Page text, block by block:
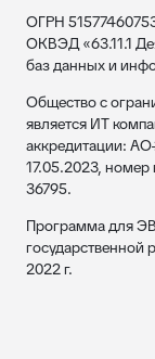
ОГРН
ОКВЭД «63.11.1
баз данных и
Общество с
является ИТ
аккредитации:
17.05.2023, номер
36795.
Программа для
2022 г.